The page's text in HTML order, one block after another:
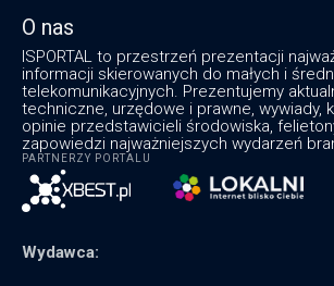
O nas
ISPORTAL to przestrzeń prezentacji
informacji skierowanych do małych i
telekomunikacyjnych. Prezentujemy
techniczne, urzędowe i prawne, wywiady,
opinie przedstawicieli środowiska,
zapowiedzi najważniejszych wydarzeń
PARTNERZY PORTALU
Wydawca: